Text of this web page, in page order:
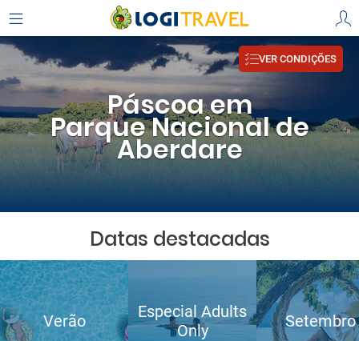
Páscoa em
Parque Nacional de
Aberdare
VER CONDIÇÕES
Datas destacadas
Verão
Especial Adults
Only
Setembro